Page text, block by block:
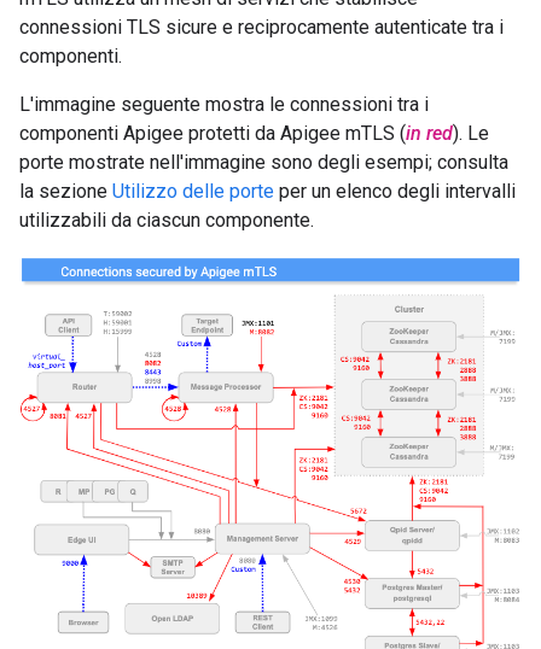
connessioni TLS sicure e reciprocamente autenticate tra i
componenti.
L'immagine seguente mostra le connessioni tra i
componenti Apigee protetti da Apigee mTLS (in red). Le
porte mostrate nell'immagine sono degli esempi; consulta
la sezione Utilizzo delle porte per un elenco degli intervalli
utilizzabili da ciascun componente.